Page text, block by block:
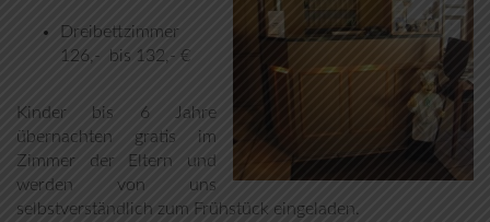
Dreibettzimmer
126,- bis 132,- €
Kinder bis 6 Jahre
übernachten gratis im
Zimmer der Eltern und
werden von uns
selbstverständlich zum Frühstück eingeladen.